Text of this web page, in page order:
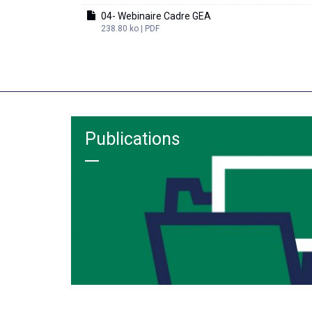
04- Webinaire Cadre GEA
238.80 ko | PDF
Publications